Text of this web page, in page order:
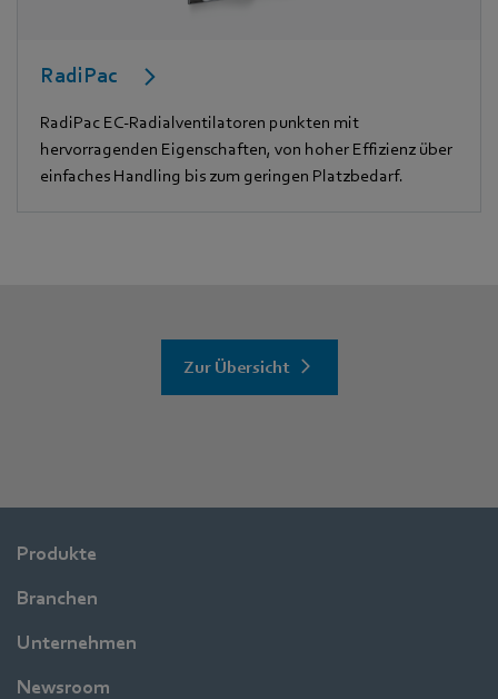
RadiPac
RadiPac EC-Radialventilatoren punkten mit
hervorragenden Eigenschaften, von hoher Effizienz über
einfaches Handling bis zum geringen Platzbedarf.
Zur Übersicht
Produkte
Branchen
Unternehmen
Newsroom